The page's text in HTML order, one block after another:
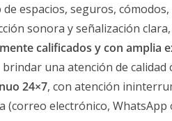
de espacios, seguros,
sonora y señalización
calificados y con amplia
una atención de calidad
24×7, con atención
electrónico, WhatsApp